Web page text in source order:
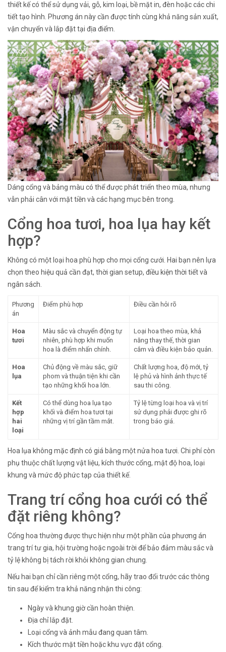
thiết kế có thể sử dụng vải, gỗ, kim loại, bề mặt in, đèn hoặc các chi
tiết tạo hình. Phương án này cần được tính cùng khả năng sản xuất,
vận chuyển và lắp đặt tại địa điểm.
Dáng cổng và bảng màu có thể được phát triển theo mùa, nhưng
vẫn phải cân với mặt tiền và các hạng mục bên trong.
Cổng hoa tươi, hoa lụa hay kết
hợp?
Không có một loại hoa phù hợp cho mọi cổng cưới. Hai bạn nên lựa
chọn theo hiệu quả cần đạt, thời gian setup, điều kiện thời tiết và
ngân sách.
Phương
án
Điểm phù hợp Điều cần hỏi rõ
Hoa
tươi
Màu sắc và chuyển động tự
nhiên, phù hợp khi muốn
hoa là điểm nhấn chính.
Loại hoa theo mùa, khả
năng thay thế, thời gian
cắm và điều kiện bảo quản.
Hoa
lụa
Chủ động về màu sắc, giữ
phom và thuận tiện khi cần
tạo những khối hoa lớn.
Chất lượng hoa, độ mới, tỷ
lệ phủ và hình ảnh thực tế
sau thi công.
Kết
hợp
hai
loại
Có thể dùng hoa lụa tạo
khối và điểm hoa tươi tại
những vị trí gần tầm mắt.
Tỷ lệ từng loại hoa và vị trí
sử dụng phải được ghi rõ
trong báo giá.
Hoa lụa không mặc định có giá bằng một nửa hoa tươi. Chi phí còn
phụ thuộc chất lượng vật liệu, kích thước cổng, mật độ hoa, loại
khung và mức độ phức tạp của thiết kế.
Trang trí cổng hoa cưới có thể
đặt riêng không?
Cổng hoa thường được thực hiện như một phần của phương án
trang trí tư gia, hội trường hoặc ngoài trời để bảo đảm màu sắc và
tỷ lệ không bị tách rời khỏi không gian chung.
Nếu hai bạn chỉ cần riêng một cổng, hãy trao đổi trước các thông
tin sau để kiểm tra khả năng nhận thi công:
Ngày và khung giờ cần hoàn thiện.
Địa chỉ lắp đặt.
Loại cổng và ảnh mẫu đang quan tâm.
Kích thước mặt tiền hoặc khu vực đặt cổng.